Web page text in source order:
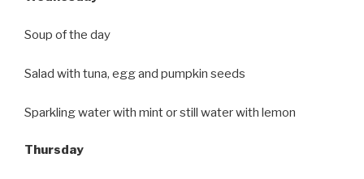
Soup of the day
Salad with tuna, egg and pumpkin seeds
Sparkling water with mint or still water with lemon
Thursday